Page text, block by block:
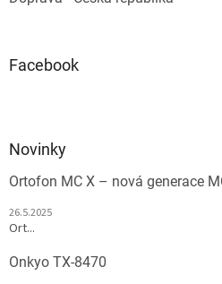
Facebook
Novinky
Ortofon MC X – nová generace
26.5.2025
Ort...
Onkyo TX-8470